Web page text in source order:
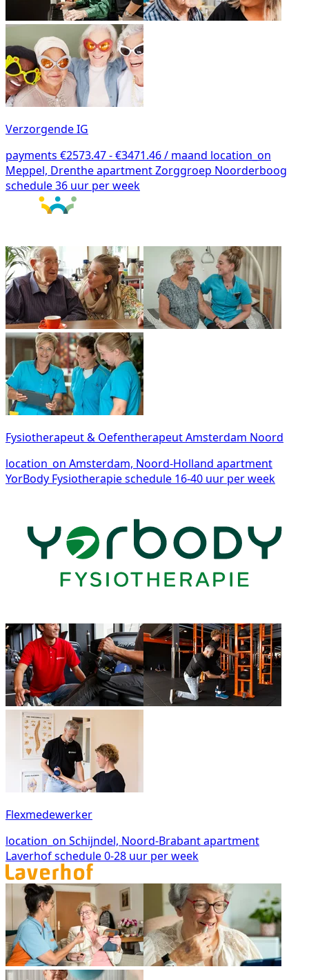
Verzorgende IG
payments €2573.47 - €3471.46 / maand location_on
Meppel, DrentheapartmentZorggroep Noorderboog
schedule36 uur per week
Fysiotherapeut & Oefentherapeut Amsterdam Noord
location_on Amsterdam, Noord-Holland apartment
YorBody Fysiotherapieschedule 16-40 uur per week
Flexmedewerker
location_on Schijndel, Noord-Brabantapartment
Laverhofschedule0-28 uur per week